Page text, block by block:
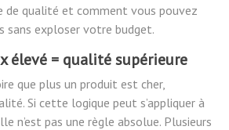
de qualité et comment vous pouvez
sans exploser votre budget.
élevé = qualité supérieure
que plus un produit est cher,
Si cette logique peut s’appliquer à
n’est pas une règle absolue. Plusieurs